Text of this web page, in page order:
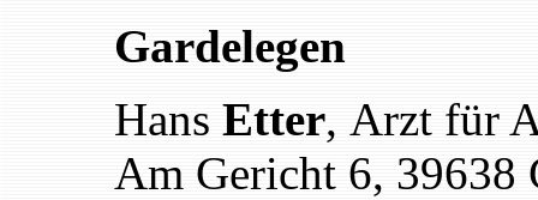
Gardelegen
Hans Etter, Arzt für
Am Gericht 6, 39638